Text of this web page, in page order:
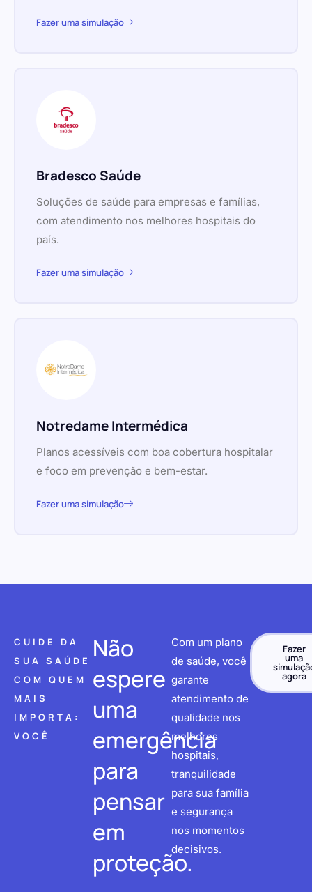
Fazer uma simulação
Bradesco Saúde
Soluções de saúde para empresas e famílias,
com atendimento nos melhores hospitais do
país.
Fazer uma simulação
Notredame Intermédica
Planos acessíveis com boa cobertura hospitalar
e foco em prevenção e bem-estar.
Fazer uma simulação
CUIDE DA
SUA SAÚDE
COM QUEM
MAIS
IMPORTA:
VOCÊ
Não
espere
uma
emergência
para
pensar
em
proteção.
Com um plano
de saúde, você
garante
atendimento de
qualidade nos
melhores
hospitais,
tranquilidade
para sua família
e segurança
nos momentos
decisivos.
Fazer
uma
agora